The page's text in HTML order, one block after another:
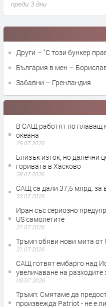
преди 3 дни
Други – "С този бункер
България в мен –
Забавни – Гренландия
В САЩ работят по плаващ
океана
29.07.2026
Близък изток, но далечни
горивата в Хасково
28.07.2026
САЩ са дали 37,5 млрд. за
23.07.2026
Иран със сериозно
US самолетите
21.07.2026
Тръмп обяви нови мита от
21.07.2026
САЩ готвят ембарго над
увеличаване на разходите
09.07.2026
Тръмп: Смятаме да
произвежда Patriot - не е